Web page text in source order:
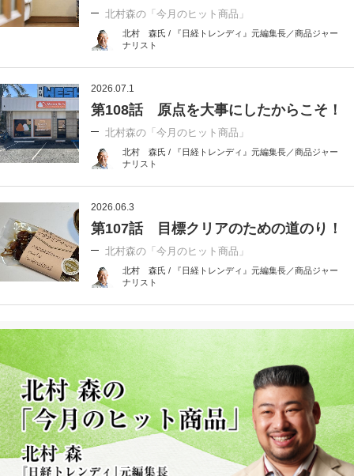
北村森の「今月のヒット商品」
北村 森氏 / 『日経トレンディ』元編集長／商品ジャー
ナリスト
2026.07.1
第108話 原点を大事にしたからこそ！
北村森の「今月のヒット商品」
北村 森氏 / 『日経トレンディ』元編集長／商品ジャー
ナリスト
2026.06.3
第107話 目標クリアのための道のり！
北村森の「今月のヒット商品」
北村 森氏 / 『日経トレンディ』元編集長／商品ジャー
ナリスト